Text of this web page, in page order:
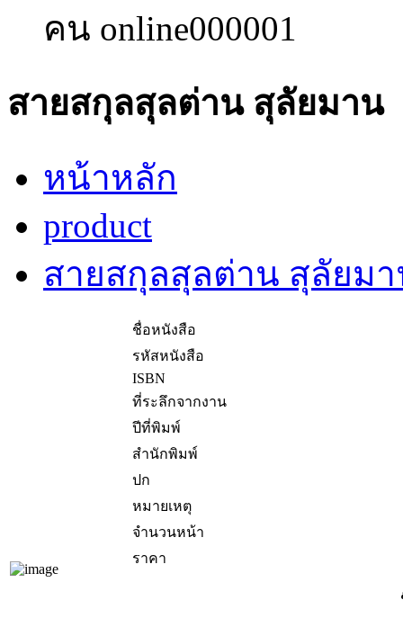
คน online000001
สายสกุลสุลต่าน สุลัยมาน
หน้าหลัก
product
สายสกุลสุลต่าน สุลัยม
ชื่อหนังสือ
รหัสหนังสือ
ISBN
ที่ระลึกจากงาน
ปีที่พิมพ์
สำนักพิมพ์
ปก
หมายเหตุ
จำนวนหน้า
ราคา